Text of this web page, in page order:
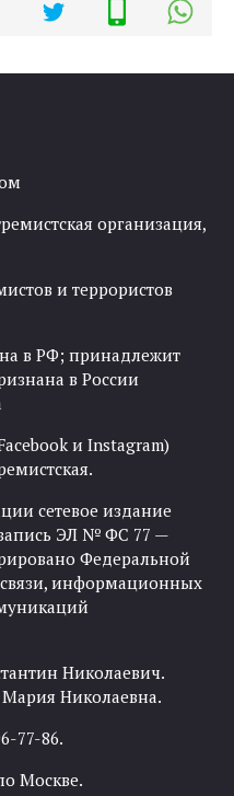
организация,
и террористов
в РФ; принадлежит
в России
и Instagram)
сетевое издание
запись ЭЛ № ФС 77 —
Федеральной
информационных
Николаевич.
Николаевна.
77-86.
Москве.